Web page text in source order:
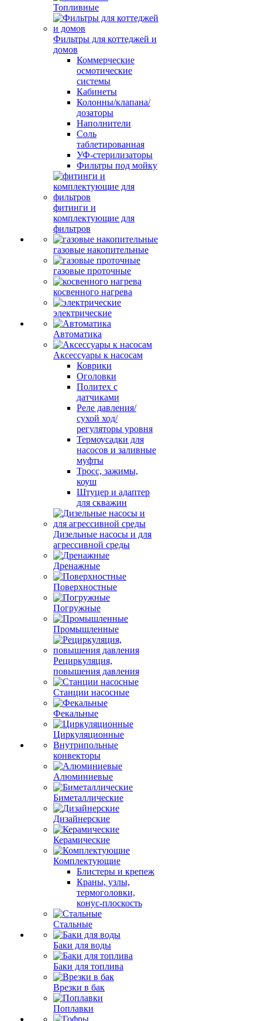
Топливные
Фильтры для коттеджей и
домов
Коммерческие
осмотические
системы
Кабинеты
Колонны/клапана/
дозаторы
Наполнители
Соль
таблетированная
УФ-стерилизаторы
Фильтры под мойку
фитинги и
комплектующие для
фильтров
газовые накопительные
газовые проточные
косвенного нагрева
электрические
Автоматика
Аксессуары к насосам
Коврики
Оголовки
Политех с
датчиками
Реле давления/
сухой ход/
регуляторы уровня
Термоусадки для
насосов и заливные
муфты
Тросс, зажимы,
коуш
Штуцер и адаптер
для скважин
Дизельные насосы и для
агрессивной среды
Дренажные
Поверхностные
Погружные
Промышленные
Рециркуляция,
повышения давления
Станции насосные
Фекальные
Циркуляционные
Внутрипольные
конвекторы
Алюминиевые
Биметаллические
Дизайнерские
Керамические
Комплектующие
Блистеры и крепеж
Краны, узлы,
термоголовки,
конус-плоскость
Стальные
Баки для воды
Баки для топлива
Врезки в бак
Поплавки